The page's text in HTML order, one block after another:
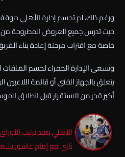
ورغم ذلك، لم تحسم إدارة الأهلي
حيث تدرس جميع العروض المطروحة من
خاصة مع اقتراب مرحلة إعادة بناء
وتسعى الإدارة الحمراء لحسم الملفات
يتعلق بالجهاز الفني أو قائمة اللاعبين
أكبر قدر من الاستقرار قبل انطلاق
الأهلي يعيد ترتيب
ناري مع إمام عاشور